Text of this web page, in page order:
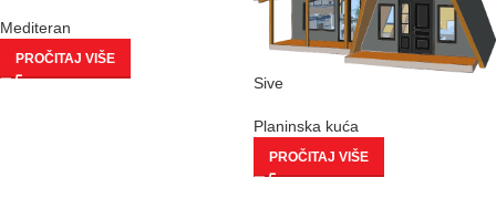
Mediteran
PROČITAJ VIŠE
Sive
Planinska kuća
PROČITAJ VIŠE